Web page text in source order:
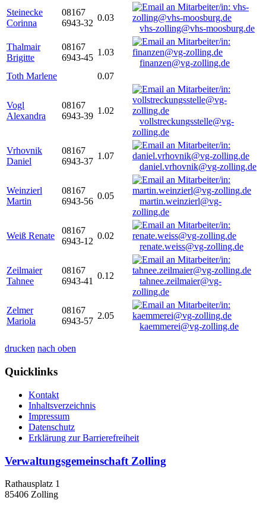
Steinecke
Corinna
08167
6943-32
0.03
vhs-zolling@vhs-moosburg.de
Thalmair
Brigitte
08167
6943-45
1.03
finanzen@vg-zolling.de
Toth Marlene
0.07
Vogl
Alexandra
08167
6943-39
1.02
vollstreckungsstelle@vg-
zolling.de
Vrhovnik
Daniel
08167
6943-37
1.07
daniel.vrhovnik@vg-zolling.de
Weinzierl
Martin
08167
6943-56
0.05
martin.weinzierl@vg-
zolling.de
Weiß Renate
08167
6943-12
0.02
renate.weiss@vg-zolling.de
Zeilmaier
Tahnee
08167
6943-41
0.12
tahnee.zeilmaier@vg-
zolling.de
Zelmer
Mariola
08167
6943-57
2.05
kaemmerei@vg-zolling.de
drucken nach oben
Quicklinks
Kontakt
Inhaltsverzeichnis
Impressum
Datenschutz
Erklärung zur Barrierefreiheit
Verwaltungsgemeinschaft Zolling
Rathausplatz 1
85406 Zolling